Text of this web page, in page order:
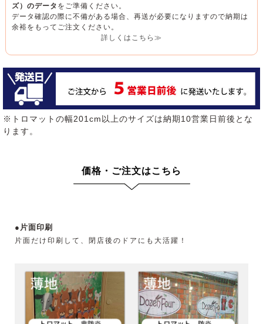
ズ）のデータ をご準備ください。
データ確認の際に不備がある場合、再送が必要になりますので納期は
余裕をもってご注文ください。
詳しくはこちら≫
※トロマットの幅201cm以上のサイズは納期10営業日前後とな
ります。
価格・ご注文はこちら
●片面印刷
片面だけ印刷して、閉店後のドアにも大活躍！